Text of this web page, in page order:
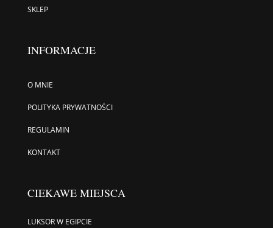
SKLEP
INFORMACJE
O MNIE
POLITYKA PRYWATNOŚCI
REGULAMIN
KONTAKT
CIEKAWE MIEJSCA
LUKSOR W EGIPCIE